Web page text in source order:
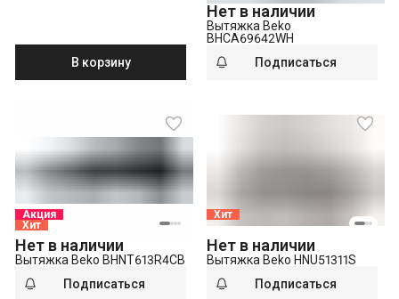
В корзину
Нет в наличии
Вытяжка Beko
BHCA69642WH
Подписаться
Акция
Хит
Нет в наличии
Вытяжка Beko BHNT613R4CB
Подписаться
Хит
Нет в наличии
Вытяжка Beko HNU51311S
Подписаться